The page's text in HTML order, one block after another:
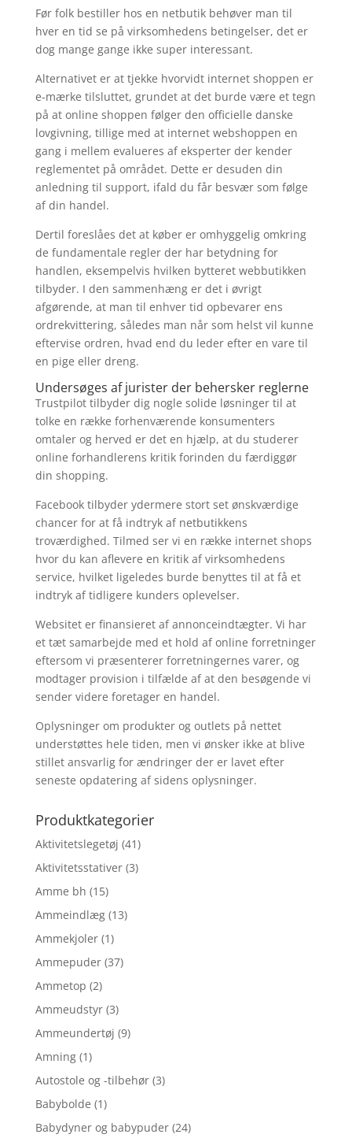
Før folk bestiller hos en netbutik behøver man til
hver en tid se på virksomhedens betingelser, det er
dog mange gange ikke super interessant.
Alternativet er at tjekke hvorvidt internet shoppen er
e-mærke tilsluttet, grundet at det burde være et tegn
på at online shoppen følger den officielle danske
lovgivning, tillige med at internet webshoppen en
gang i mellem evalueres af eksperter der kender
reglementet på området. Dette er desuden din
anledning til support, ifald du får besvær som følge
af din handel.
Dertil foreslåes det at køber er omhyggelig omkring
de fundamentale regler der har betydning for
handlen, eksempelvis hvilken bytteret webbutikken
tilbyder. I den sammenhæng er det i øvrigt
afgørende, at man til enhver tid opbevarer ens
ordrekvittering, således man når som helst vil kunne
eftervise ordren, hvad end du leder efter en vare til
en pige eller dreng.
Undersøges af jurister der behersker reglerne
Trustpilot tilbyder dig nogle solide løsninger til at
tolke en række forhenværende konsumenters
omtaler og herved er det en hjælp, at du studerer
online forhandlerens kritik forinden du færdiggør
din shopping.
Facebook tilbyder ydermere stort set ønskværdige
chancer for at få indtryk af netbutikkens
troværdighed. Tilmed ser vi en række internet shops
hvor du kan aflevere en kritik af virksomhedens
service, hvilket ligeledes burde benyttes til at få et
indtryk af tidligere kunders oplevelser.
Websitet er finansieret af annonceindtægter. Vi har
et tæt samarbejde med et hold af online forretninger
eftersom vi præsenterer forretningernes varer, og
modtager provision i tilfælde af at den besøgende vi
sender videre foretager en handel.
Oplysninger om produkter og outlets på nettet
understøttes hele tiden, men vi ønsker ikke at blive
stillet ansvarlig for ændringer der er lavet efter
seneste opdatering af sidens oplysninger.
Produktkategorier
Aktivitetslegetøj (41)
Aktivitetsstativer (3)
Amme bh (15)
Ammeindlæg (13)
Ammekjoler (1)
Ammepuder (37)
Ammetop (2)
Ammeudstyr (3)
Ammeundertøj (9)
Amning (1)
Autostole og -tilbehør (3)
Babybolde (1)
Babydyner og babypuder (24)